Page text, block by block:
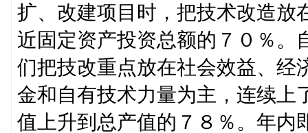
扩、改建项目时，把技术改造放
近固定资产投资总额的７０％。
们把技改重点放在社会效益、经
金和自有技术力量为主，连续上
值上升到总产值的７８％。年内